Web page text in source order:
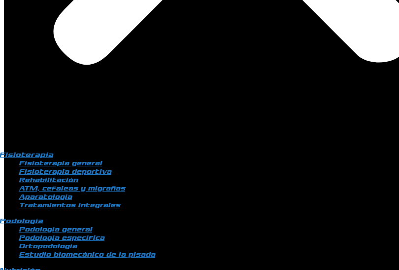
Fisioterapia general
Fisioterapia deportiva
Rehabilitación
ATM, cefaleas y migrañas
Aparatología
Tratamientos integrales
Podología general
Podología específica
Ortopodología
Estudio biomecánico de la pisada